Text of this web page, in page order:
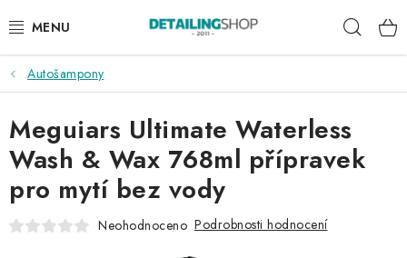
na
AKCE
NOVINKY
EXTERIÉR
INTERIÉR
Autošampony
Meguiars Ultimate Waterless
Wash & Wax 768ml přípravek
pro mytí bez vody
Neohodnoceno Podrobnosti hodnocení